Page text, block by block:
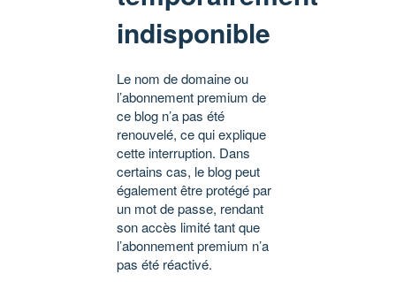
indisponible
Le nom de domaine ou
l’abonnement premium de
ce blog n’a pas été
renouvelé, ce qui explique
cette interruption. Dans
certains cas, le blog peut
également être protégé par
un mot de passe, rendant
son accès limité tant que
l’abonnement premium n’a
pas été réactivé.